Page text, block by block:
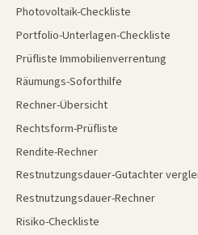
Photovoltaik-Checkliste
Portfolio-Unterlagen-Checkliste
Prüfliste Immobilienverrentung
Räumungs-Soforthilfe
Rechner-Übersicht
Rechtsform-Prüfliste
Rendite-Rechner
Restnutzungsdauer-Gutachter
Restnutzungsdauer-Rechner
Risiko-Checkliste